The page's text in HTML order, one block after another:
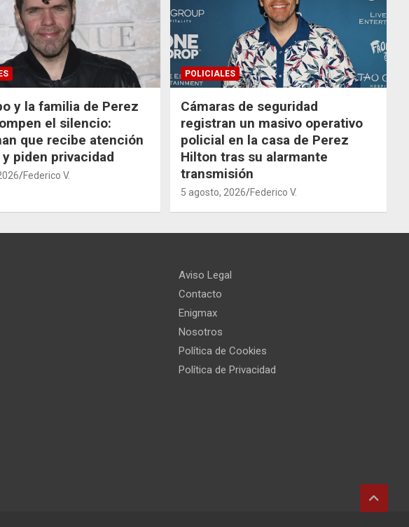
y la familia de Perez
el silencio:
que recibe atención
piden privacidad
Federico V.
POLICIALES
Cámaras de seguridad
registran un masivo operativo
policial en la casa de Perez
Hilton tras su alarmante
transmisión
5 agosto, 2026 Federico V.
Aviso Legal
Contacto
Enigmax
Nosotros
Política de Cookies
Política de Privacidad